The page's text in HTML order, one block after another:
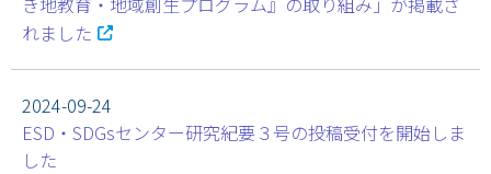
れました
2024-09-24
ESD・SDGsセンター研究紀要３号の投稿受付を開始しま
した